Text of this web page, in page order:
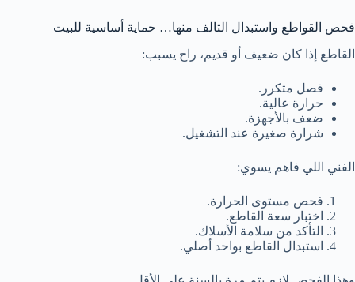
فحص القواطع واستبدال التالف منها… حماية أساسية للبيت
القاطع إذا كان ضعيف أو قديم، راح يسبب:
فصل متكرر.
حرارة عالية.
ضعف بالأجهزة.
شرارة صغيرة عند التشغيل.
الفني اللي فاهم يسوي:
فحص مستوى الحرارة.
اختبار سعة القاطع.
التأكد من سلامة الأسلاك.
استبدال القاطع بواحد أصلي.